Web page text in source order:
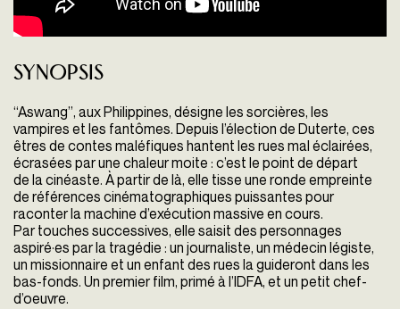
Synopsis
“Aswang”, aux Philippines, désigne les sorcières, les
vampires et les fantômes. Depuis l’élection de Duterte, ces
êtres de contes maléfiques hantent les rues mal éclairées,
écrasées par une chaleur moite : c’est le point de départ
de la cinéaste. À partir de là, elle tisse une ronde empreinte
de références cinématographiques puissantes pour
raconter la machine d’exécution massive en cours.
Par touches successives, elle saisit des personnages
aspiré·es par la tragédie : un journaliste, un médecin légiste,
un missionnaire et un enfant des rues la guideront dans les
bas-fonds. Un premier film, primé à l’IDFA, et un petit chef-
d’oeuvre.